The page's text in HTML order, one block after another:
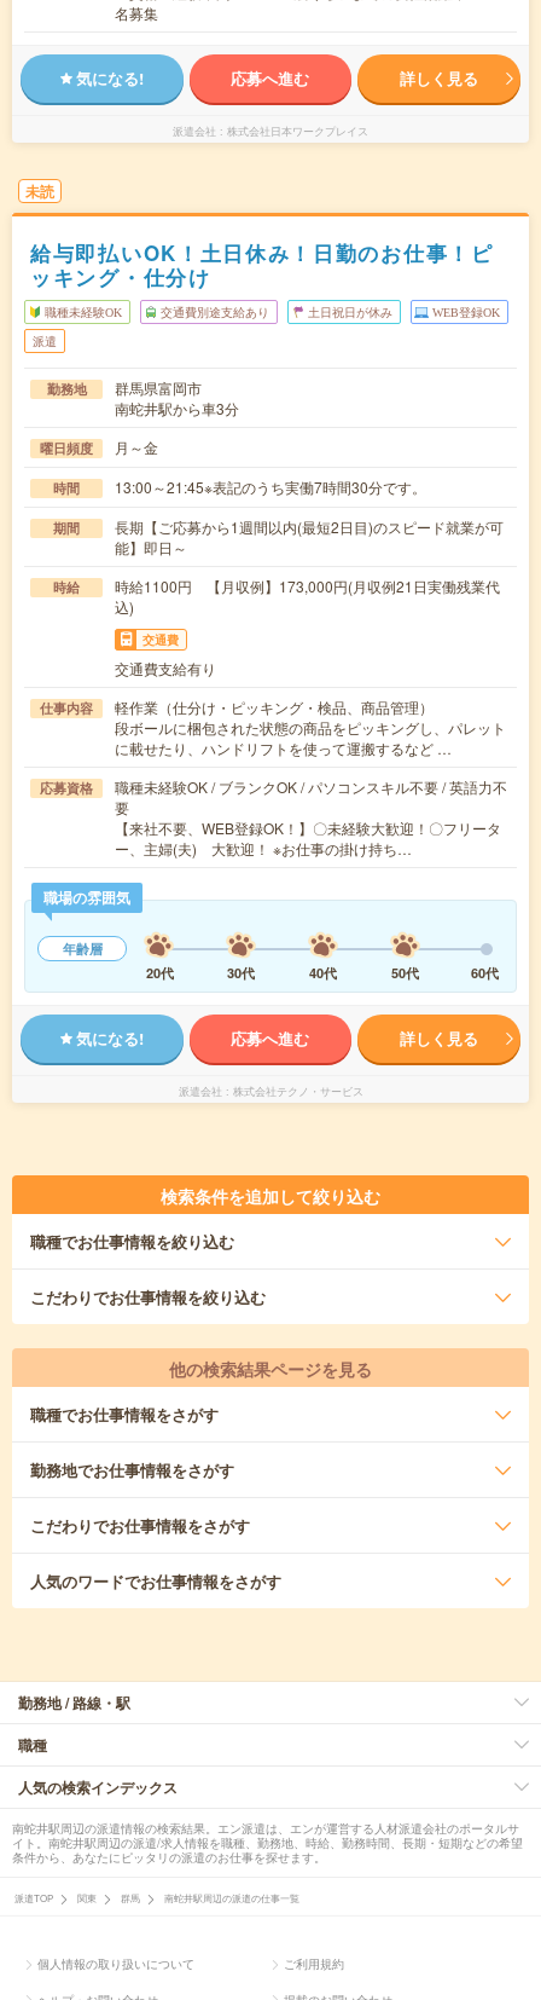
名募集
気になる! 応募へ進む 詳しく見る
派遣会社 株式会社日本ワークプレイス
未読
給与即払いOK！土日休み！日勤のお仕事！ピ
ッキング・仕分け
職種未経験OK 交通費別途支給あり 土日祝日が休み WEB登録OK
派遣
勤務地
群馬県富岡市
南蛇井駅から車3分
曜日頻度 月～金
時間 13:00～21:45※表記のうち実働7時間30分です。
期間
長期【ご応募から1週間以内(最短2日目)のスピード就業が可
能】即日～
時給
時給1100円 【月収例】173,000円(月収例21日実働残業代
込)
交通費
交通費支給有り
仕事内容
軽作業（仕分け・ピッキング・検品、商品管理）
段ボールに梱包された状態の商品をピッキングし、パレット
に載せたり、ハンドリフトを使って運搬するなど …
応募資格
職種未経験OK / ブランクOK / パソコンスキル不要 / 英語力不
要
【来社不要、WEB登録OK！】〇未経験大歓迎！〇フリータ
ー、主婦(夫) 大歓迎！ ※お仕事の掛け持ち…
職場の雰囲気
年齢層
20代
30代 40代 50代 60代
気になる! 応募へ進む 詳しく見る
派遣会社 株式会社テクノ・サービス
検索条件を追加して絞り込む
職種でお仕事情報を絞り込む
こだわりでお仕事情報を絞り込む
他の検索結果ページを見る
職種でお仕事情報をさがす
勤務地でお仕事情報をさがす
こだわりでお仕事情報をさがす
人気のワードでお仕事情報をさがす
勤務地 / 路線・駅
職種
人気の検索インデックス
南蛇井駅周辺の派遣情報の検索結果。エン派遣は、エンが運営する人材派遣会社のポータルサ
イト。南蛇井駅周辺の派遣/求人情報を職種、勤務地、時給、勤務時間、長期・短期などの希望
条件から、あなたにピッタリの派遣のお仕事を探せます。
派遣TOP 関東 群馬 南蛇井駅周辺の派遣の仕事一覧
個人情報の取り扱いについて ご利用規約